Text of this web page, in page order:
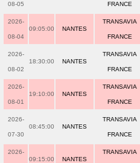
08-05 FRANCE
2026-
08-04
09:05:00 NANTES
TRANSAVIA
FRANCE
2026-
08-02
18:30:00 NANTES
TRANSAVIA
FRANCE
2026-
08-01
19:10:00 NANTES
TRANSAVIA
FRANCE
2026-
07-30
08:45:00 NANTES
TRANSAVIA
FRANCE
2026-
09:15:00 NANTES
TRANSAVIA